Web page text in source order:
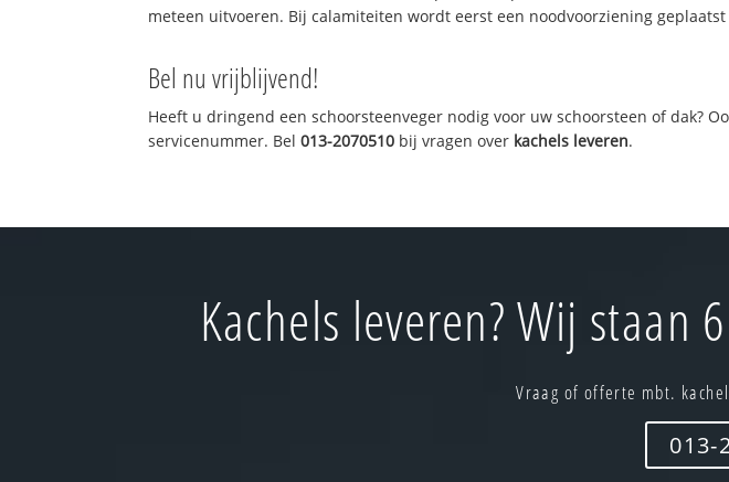
meteen uitvoeren. Bij calamiteiten wordt eerst een noodvoorziening
Bel nu vrijblijvend!
Heeft u dringend een schoorsteenveger nodig voor uw schoorsteen of dak?
servicenummer. Bel013-2070510 bij vragen over kachels leveren.
Kachels leveren? Wij staan
Vraag of offerte mbt.
013-